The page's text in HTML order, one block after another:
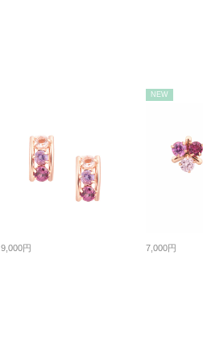
9,000円
NEW
7,000円